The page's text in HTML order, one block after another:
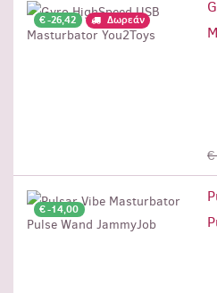
€ -26,42 Δωρεάν
€ -14,00